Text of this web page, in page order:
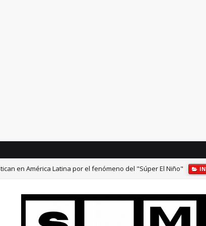
en América Latina por el fenómeno del "Súper El Niño"